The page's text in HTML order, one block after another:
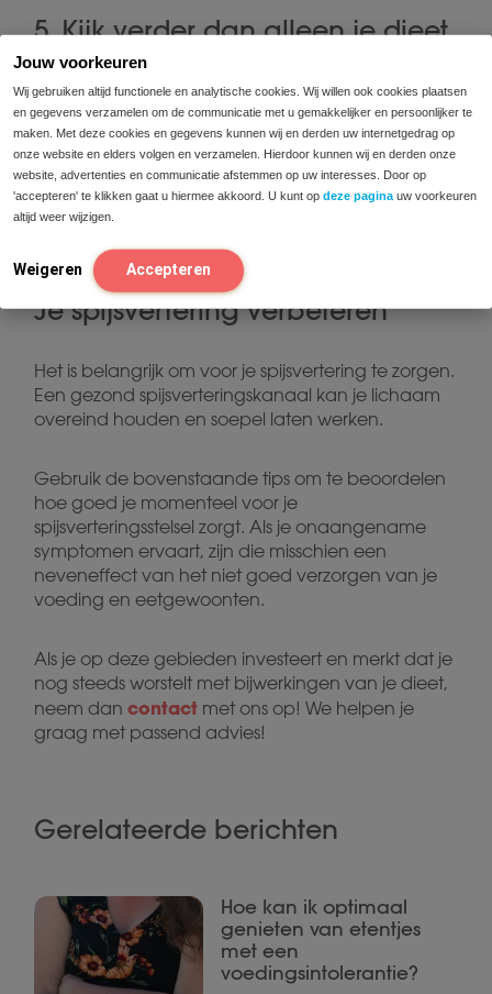
Jouw voorkeuren
Wij gebruiken altijd functionele en analytische cookies. Wij willen ook cookies plaatsen
en gegevens verzamelen om de communicatie met u gemakkelijker en persoonlijker te
maken. Met deze cookies en gegevens kunnen wij en derden uw internetgedrag op
onze website en elders volgen en verzamelen. Hierdoor kunnen wij en derden onze
website, advertenties en communicatie afstemmen op uw interesses. Door op
'accepteren' te klikken gaat u hiermee akkoord. U kunt op deze pagina uw voorkeuren
altijd weer wijzigen.
Weigeren Accepteren
5. Kijk verder dan alleen je dieet
Ten slotte moet je niet stoppen bij je dieet als het
gaat om het verbeteren van je spijsvertering. Er zijn
veel externe factoren die ook kunnen helpen.
Consequente lichaamsbeweginghelpt
bijvoorbeeld om je darmen gezond te houden.
Ontspannenis ook belangrijk.
Je spijsvertering verbeteren
Het is belangrijk om voor je spijsvertering te zorgen.
Een gezond spijsverteringskanaal kan je lichaam
overeind houden en soepel laten werken.
Gebruik de bovenstaande tips om te beoordelen
hoe goed je momenteel voor je
spijsverteringsstelsel zorgt. Als je onaangename
symptomen ervaart, zijn die misschien een
neveneffect van het niet goed verzorgen van je
voeding en eetgewoonten.
Als je op deze gebieden investeert en merkt dat je
nog steeds worstelt met bijwerkingen van je dieet,
neem dan contact met ons op! We helpen je
graag met passend advies!
Gerelateerde berichten
Hoe kan ik optimaal
genieten van etentjes
met een
voedingsintolerantie?